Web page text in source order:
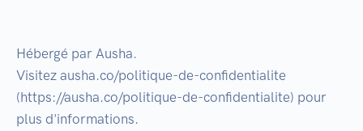
Hébergé par Ausha.
Visitez ausha.co/politique-de-confidentialite
(https://ausha.co/politique-de-confidentialite) pour
plus d'informations.